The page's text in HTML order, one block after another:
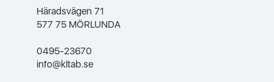
Häradsvägen 71
577 75 MÖRLUNDA
0495-23670
info@kltab.se